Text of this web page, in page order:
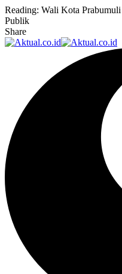
Reading: Wali Kota
Publik
Share